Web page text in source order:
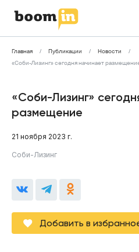
Главная Публикации
Новости
«Соби-Лизинг» сегодня начинает
«Соби-Лизинг»
размещение
21 ноября 2023 г.
Соби-Лизинг
Добавить в